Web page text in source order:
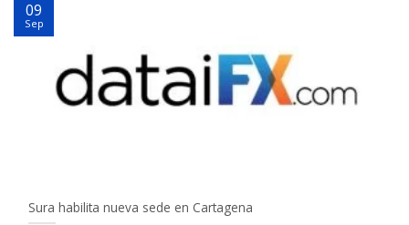
Sura habilita nueva sede en Cartagena
09
Sep